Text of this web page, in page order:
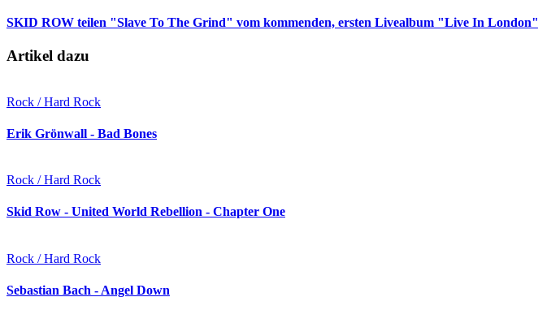
SKID ROW teilen "Slave To The Grind" vom kommenden, ersten Livealbum "Live In London"
Artikel dazu
Rock / Hard Rock
Erik Grönwall - Bad Bones
Rock / Hard Rock
Skid Row - United World Rebellion - Chapter One
Rock / Hard Rock
Sebastian Bach - Angel Down